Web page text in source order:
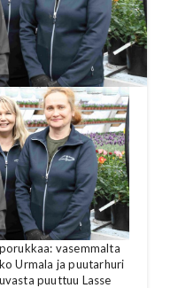
vasemmalta
Urmala ja puutarhuri
puuttuu Lasse